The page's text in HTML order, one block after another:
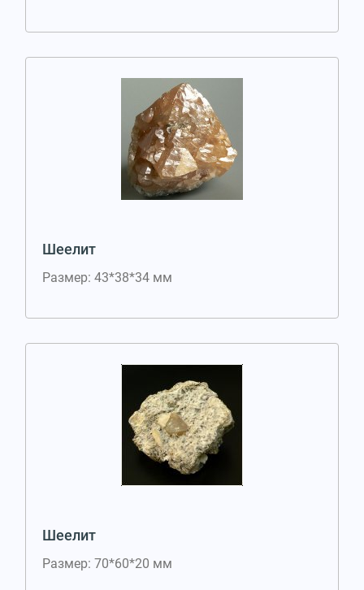
Шеелит
Размер: 43*38*34 мм
Шеелит
Размер: 70*60*20 мм